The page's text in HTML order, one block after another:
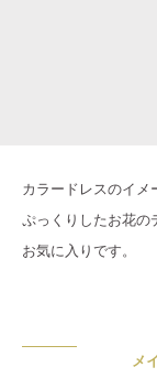
カラードレスのイメ
ぷっくりしたお花の
お気に入りです。
メ